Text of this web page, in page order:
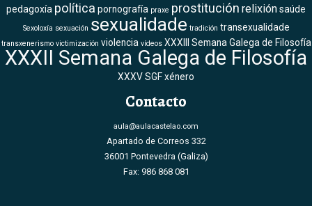
pedagoxía política pornografía praxe prostitución relixiónsaúde
Sexoloxía sexuación sexualidade tradición transexualidade
transxenerismo victimización violencia vídeos XXXIII Semana Galega de Filosofía
XXXII Semana Galega de Filosofía
XXXV SGFxénero
Contacto
aula@aulacastelao.com
Apartado de Correos 332
36001 Pontevedra (Galiza)
Fax: 986 868 081